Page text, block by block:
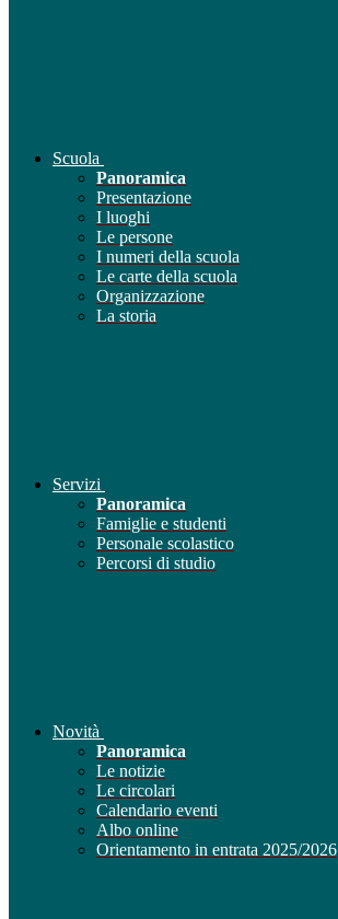
Scuola
Panoramica
Presentazione
I luoghi
Le persone
I numeri della scuola
Le carte della scuola
Organizzazione
La storia
Servizi
Panoramica
Famiglie e studenti
Personale scolastico
Percorsi di studio
Novità
Panoramica
Le notizie
Le circolari
Calendario eventi
Albo online
Orientamento in entrata 2025/2026